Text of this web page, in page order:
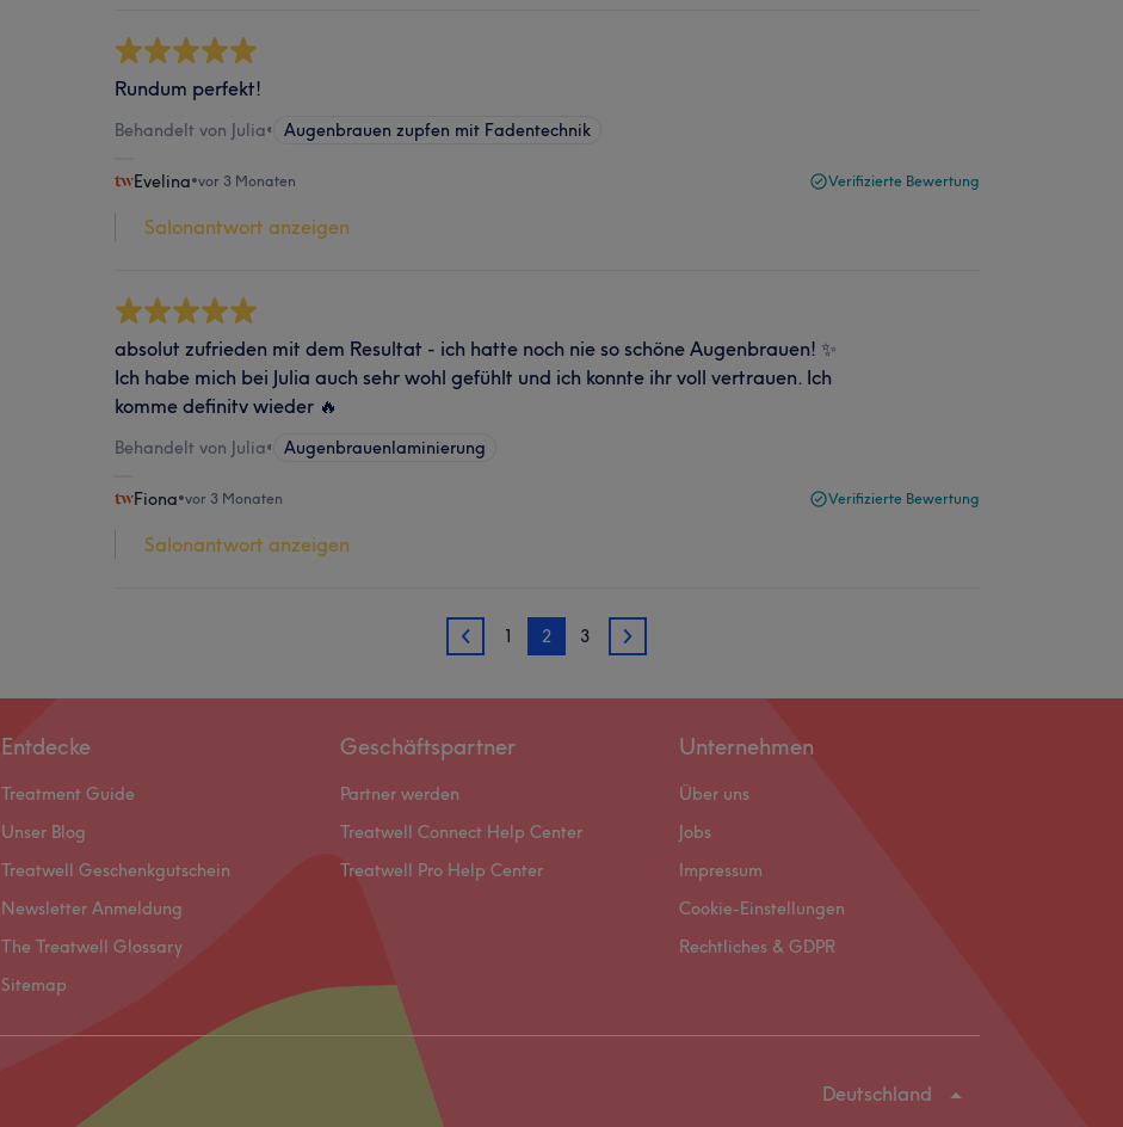
Rundum perfekt!
Behandelt von Julia• Augenbrauen zupfen mit Fadentechnik
Evelina•vor 3 Monaten Verifizierte Bewertung
Salonantwort anzeigen
absolut zufrieden mit dem Resultat - ich hatte noch nie so schöne Augenbrauen! ✨️
Ich habe mich bei Julia auch sehr wohl gefühlt und ich konnte ihr voll vertrauen. Ich
komme definitv wieder 🔥
Behandelt von Julia• Augenbrauenlaminierung
Fiona•vor 3 Monaten Verifizierte Bewertung
Salonantwort anzeigen
1 1 2 3 3
Entdecke
Treatment Guide
Unser Blog
Treatwell Geschenkgutschein
Newsletter Anmeldung
The Treatwell Glossary
Sitemap
Geschäftspartner
Partner werden
Treatwell Connect Help Center
Treatwell Pro Help Center
Unternehmen
Über uns
Jobs
Impressum
Cookie-Einstellungen
Rechtliches & GDPR
Deutschland